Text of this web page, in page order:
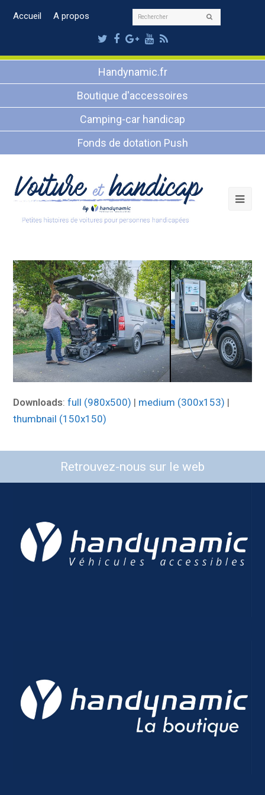
Accueil A propos Rechercher
Twitter
Facebook
Google
Plus
Youtube
RSS
Handynamic.fr
Boutique d'accessoires
Camping-car handicap
Fonds de dotation Push
Downloads:full (980x500) | medium (300x153) |
thumbnail (150x150)
Retrouvez-nous sur le web